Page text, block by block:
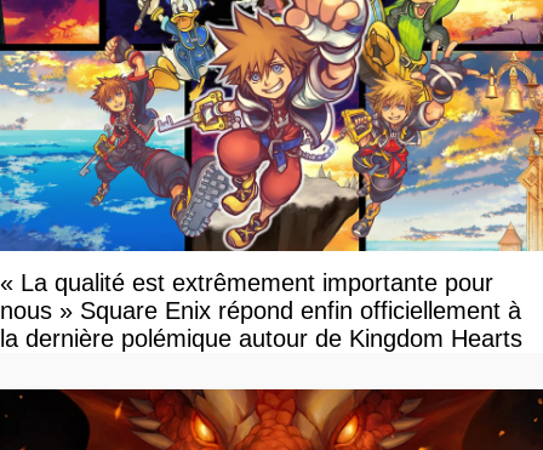
« La qualité est extrêmement importante pour
nous » Square Enix répond enfin officiellement à
la dernière polémique autour de Kingdom Hearts